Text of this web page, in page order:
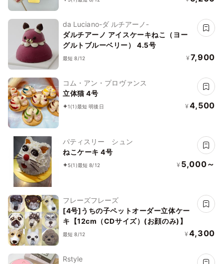
da Luciano-ダ ルチアーノ-
ダルチアーノ アイスケーキねこ（ヨー
グルトブルーベリー） 4.5号
最短 8/12 ¥ 7,900
コム・アン・プロヴァンス
立体猫 4号
1(1)最短 明後日 ¥ 4,500
パティスリー シュン
ねこケーキ 4号
5(1)最短 8/12 ¥ 5,000～
フレーズフレーズ
[4号]うちの子ペットオーダー立体ケー
キ【12cm（CDサイズ）(お顔のみ)】
最短 8/12 ¥ 4,300
Rstyle